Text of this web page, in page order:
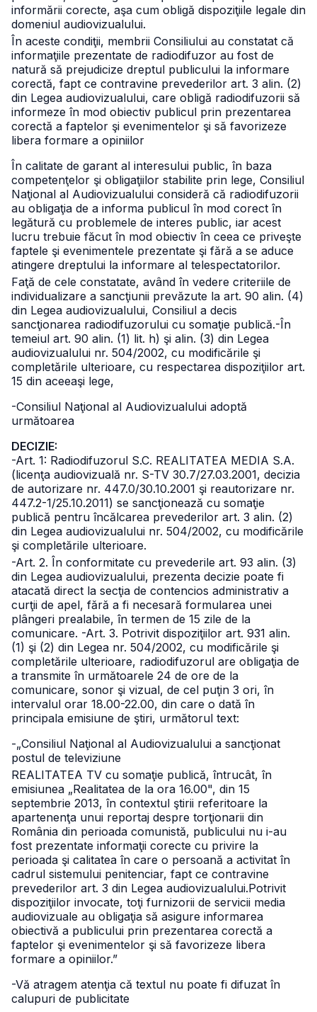
informării corecte, aşa cum obligă dispoziţiile legale din
domeniul audiovizualului.
În aceste condiţii, membrii Consiliului au constatat că
informaţiile prezentate de radiodifuzor au fost de
natură să prejudicize dreptul publicului la informare
corectă, fapt ce contravine prevederilor art. 3 alin. (2)
din Legea audiovizualului, care obligă radiodifuzorii să
informeze în mod obiectiv publicul prin prezentarea
corectă a faptelor şi evenimentelor şi să favorizeze
libera formare a opiniilor
În calitate de garant al interesului public, în baza
competenţelor şi obligaţiilor stabilite prin lege, Consiliul
Naţional al Audiovizualului consideră că radiodifuzorii
au obligaţia de a informa publicul în mod corect în
legătură cu problemele de interes public, iar acest
lucru trebuie făcut în mod obiectiv în ceea ce priveşte
faptele şi evenimentele prezentate şi fără a se aduce
atingere dreptului la informare al telespectatorilor.
Faţă de cele constatate, având în vedere criteriile de
individualizare a sancţiunii prevăzute la art. 90 alin. (4)
din Legea audiovizualului, Consiliul a decis
sancţionarea radiodifuzorului cu somaţie publică.-În
temeiul art. 90 alin. (1) lit. h) şi alin. (3) din Legea
audiovizualului nr. 504/2002, cu modificările şi
completările ulterioare, cu respectarea dispoziţiilor art.
15 din aceeaşi lege,
-Consiliul Naţional al Audiovizualului adoptă
următoarea
DECIZIE:
-Art. 1: Radiodifuzorul S.C. REALITATEA MEDIA S.A.
(licenţa audiovizuală nr. S-TV 30.7/27.03.2001, decizia
de autorizare nr. 447.0/30.10.2001 şi reautorizare nr.
447.2-1/25.10.2011) se sancţionează cu somaţie
publică pentru încălcarea prevederilor art. 3 alin. (2)
din Legea audiovizualului nr. 504/2002, cu modificările
şi completările ulterioare.
-Art. 2. În conformitate cu prevederile art. 93 alin. (3)
din Legea audiovizualului, prezenta decizie poate fi
atacată direct la secţia de contencios administrativ a
curţii de apel, fără a fi necesară formularea unei
plângeri prealabile, în termen de 15 zile de la
comunicare. -Art. 3. Potrivit dispoziţiilor art. 931 alin.
(1) şi (2) din Legea nr. 504/2002, cu modificările şi
completările ulterioare, radiodifuzorul are obligaţia de
a transmite în următoarele 24 de ore de la
comunicare, sonor şi vizual, de cel puţin 3 ori, în
intervalul orar 18.00-22.00, din care o dată în
principala emisiune de ştiri, următorul text:
-„Consiliul Naţional al Audiovizualului a sancţionat
postul de televiziune
REALITATEA TV cu somaţie publică, întrucât, în
emisiunea „Realitatea de la ora 16.00", din 15
septembrie 2013, în contextul ştirii referitoare la
apartenenţa unui reportaj despre torţionarii din
România din perioada comunistă, publicului nu i-au
fost prezentate informaţii corecte cu privire la
perioada şi calitatea în care o persoană a activitat în
cadrul sistemului penitenciar, fapt ce contravine
prevederilor art. 3 din Legea audiovizualului.Potrivit
dispoziţiilor invocate, toţi furnizorii de servicii media
audiovizuale au obligaţia să asigure informarea
obiectivă a publicului prin prezentarea corectă a
faptelor şi evenimentelor şi să favorizeze libera
formare a opiniilor.”
-Vă atragem atenţia că textul nu poate fi difuzat în
calupuri de publicitate